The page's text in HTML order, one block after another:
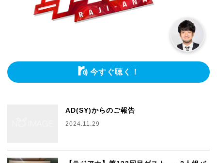
今すぐ聴く！
AD(SY)からのご報告
2024.11.29